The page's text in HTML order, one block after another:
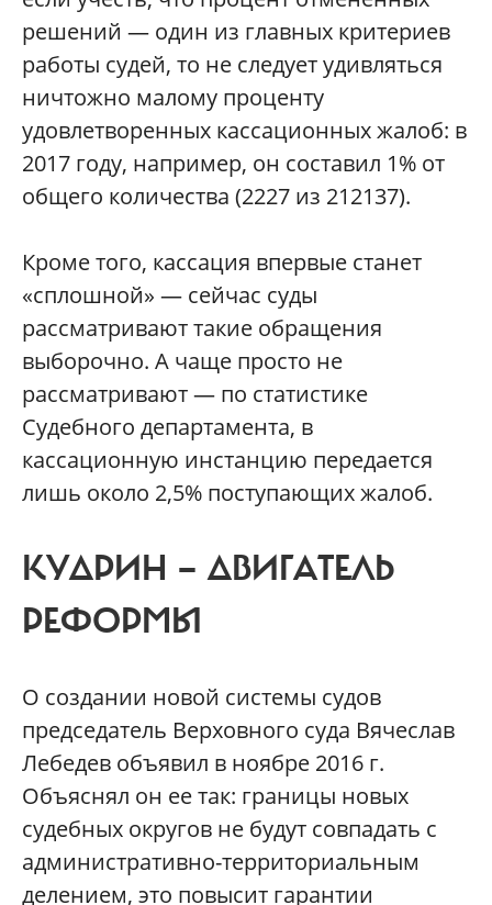
решений — один из главных критериев
работы судей, то не следует удивляться
ничтожно малому проценту
удовлетворенных кассационных жалоб: в
2017 году, например, он составил 1% от
общего количества (2227 из 212137).
Кроме того, кассация впервые станет
«сплошной» — сейчас суды
рассматривают такие обращения
выборочно. А чаще просто не
рассматривают — по статистике
Судебного департамента, в
кассационную инстанцию передается
лишь около 2,5% поступающих жалоб.
КУДРИН — ДВИГАТЕЛЬ
РЕФОРМЫ
О создании новой системы судов
председатель Верховного суда Вячеслав
Лебедев объявил в ноябре 2016 г.
Объяснял он ее так: границы новых
судебных округов не будут совпадать с
административно-территориальным
делением, это повысит гарантии